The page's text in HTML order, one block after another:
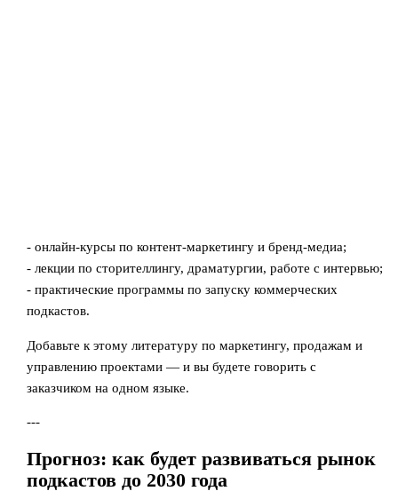
- онлайн-курсы по контент-маркетингу и бренд-медиа;
- лекции по сторителлингу, драматургии, работе с интервью;
- практические программы по запуску коммерческих
подкастов.
Добавьте к этому литературу по маркетингу, продажам и
управлению проектами — и вы будете говорить с
заказчиком на одном языке.
---
Прогноз: как будет развиваться рынок
подкастов до 2030 года